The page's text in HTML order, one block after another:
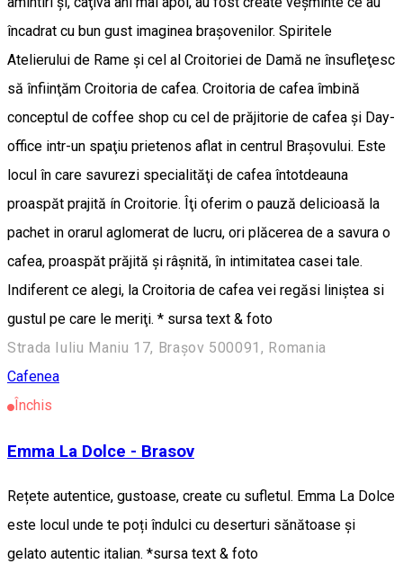
încadrat cu bun gust imaginea braşovenilor. Spiritele
Atelierului de Rame şi cel al Croitoriei de Damă ne însufleţesc
să înfiinţăm Croitoria de cafea. Croitoria de cafea îmbină
conceptul de coffee shop cu cel de prăjitorie de cafea şi Day-
office intr-un spaţiu prietenos aflat in centrul Braşovului. Este
locul în care savurezi specialităţi de cafea întotdeauna
proaspăt prajită ín Croitorie. Îţi oferim o pauză delicioasă la
pachet in orarul aglomerat de lucru, ori plăcerea de a savura o
cafea, proaspăt prăjită şi râşnită, în intimitatea casei tale.
Indiferent ce alegi, la Croitoria de cafea vei regăsi liniştea si
gustul pe care le meriţi. * sursa text & foto
Strada Iuliu Maniu 17, Brașov 500091, Romania
Cafenea
Închis
Emma La Dolce - Brasov
Rețete autentice, gustoase, create cu sufletul. Emma La Dolce
este locul unde te poți îndulci cu deserturi sănătoase și
gelato autentic italian. *sursa text & foto